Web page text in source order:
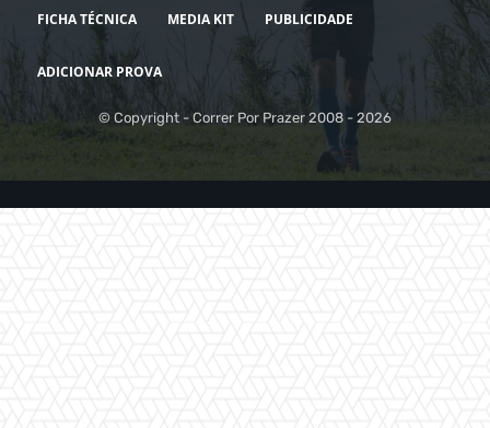
FICHA TÉCNICA MEDIA KIT PUBLICIDADE
ADICIONAR PROVA
© Copyright - Correr Por Prazer 2008 - 2026